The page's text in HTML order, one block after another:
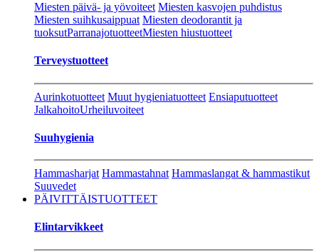
Miesten päivä- ja yövoiteet Miesten kasvojen puhdistus
Miesten suihkusaippuat Miesten deodorantit ja
tuoksutParranajotuotteetMiesten hiustuotteet
Terveystuotteet
Aurinkotuotteet Muut hygieniatuotteet Ensiaputuotteet
JalkahoitoUrheiluvoiteet
Suuhygienia
Hammasharjat Hammastahnat Hammaslangat & hammastikut
Suuvedet
PÄIVITTÄISTUOTTEET
Elintarvikkeet